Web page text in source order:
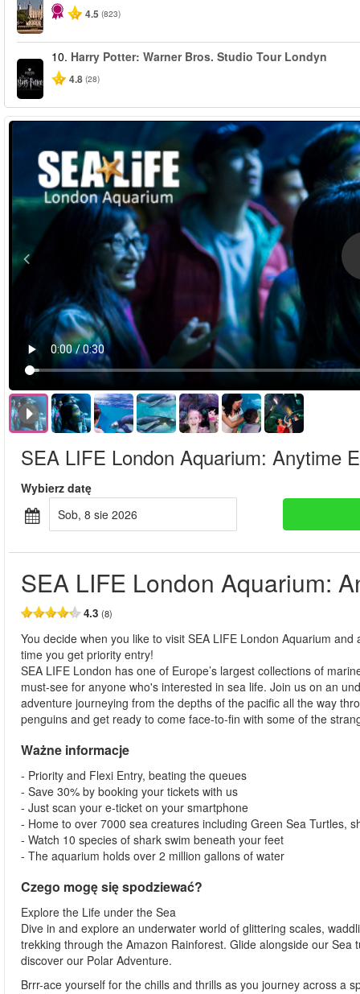
4.5 (823)
10. Harry Potter: Warner Bros. Studio Tour Londyn
4.8 (28)
SEA LIFE London Aquarium: Anytime
Wybierz datę
sob, 8 sie 2026
SEA LIFE London Aquarium:
4.3 (8)
You decide when you like to visit SEA LIFE London Aquarium and
time you get priority entry!
SEA LIFE London has one of Europe’s largest collections of
must-see for anyone who's interested in sea life. Join us on an
adventure journeying from the depths of the pacific all the way
penguins and get ready to come face-to-fin with some of the
Ważne informacje
- Priority and Flexi Entry, beating the queues
- Save 30% by booking your tickets with us
- Just scan your e-ticket on your smartphone
- Home to over 7000 sea creatures including Green Sea Turtles,
- Watch 10 species of shark swim beneath your feet
- The aquarium holds over 2 million gallons of water
Czego mogę się spodziewać?
Explore the Life under the Sea
Dive in and explore an underwater world of glittering scales,
trekking through the Amazon Rainforest. Glide alongside our
discover our Polar Adventure.
Brrr-ace yourself for the chills and thrills as you journey across a